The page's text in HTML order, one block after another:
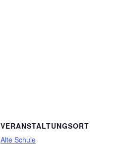
VERANSTALTUNGSORT
Alte Schule